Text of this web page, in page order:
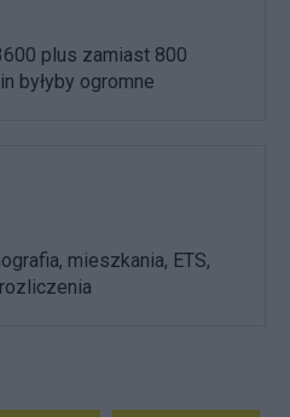
plus zamiast 800
byłyby ogromne
mieszkania, ETS,